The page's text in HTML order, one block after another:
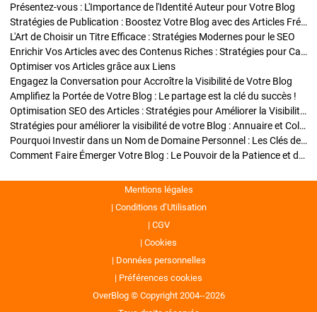
Présentez-vous : L'Importance de l'Identité Auteur pour Votre Blog
Stratégies de Publication : Boostez Votre Blog avec des Articles Fréquents et Exclusifs
L'Art de Choisir un Titre Efficace : Stratégies Modernes pour le SEO
Enrichir Vos Articles avec des Contenus Riches : Stratégies pour Captiver et Optimiser
Optimiser vos Articles grâce aux Liens
Engagez la Conversation pour Accroître la Visibilité de Votre Blog
Amplifiez la Portée de Votre Blog : Le partage est la clé du succès !
Optimisation SEO des Articles : Stratégies pour Améliorer la Visibilité de Votre Blog
Stratégies pour améliorer la visibilité de votre Blog : Annuaire et Collaborations
Pourquoi Investir dans un Nom de Domaine Personnel : Les Clés de la Réussite de Votre Blog
Comment Faire Émerger Votre Blog : Le Pouvoir de la Patience et de la Persévérance
Mentions légales
Conditions d’Utilisation
CGV
Cookies
Données personnelles
Préférences cookies
OverBlog © Copyright 2004--2026